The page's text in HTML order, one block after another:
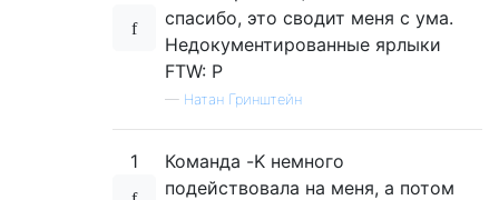
спасибо, это сводит меня с ума.
Недокументированные ярлыки
FTW: P
— Натан Гринштейн
1
Команда -K немного
подействовала на меня, а потом